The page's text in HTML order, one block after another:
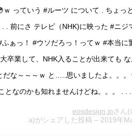
ｗ っていう #ルーツ について . ちょっ
. . 前にさ テレビ（NHK)に映った #ニ
ふぁっ！ #ウソだろっ！ってｗ #本当
卒業して、NHK入ることが出来ても
だな～～～ｗ と…..思いましたよ。。
となのかも知れませんけどね。。。 . .
eosdesign.jpさん
a)がシェアした投稿 – 2019年